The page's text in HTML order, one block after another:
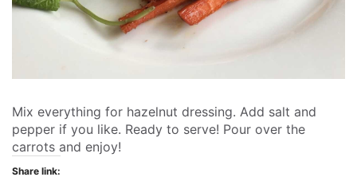
Mix everything for hazelnut dressing. Add salt and
pepper if you like. Ready to serve! Pour over the
carrots and enjoy!
Share link: